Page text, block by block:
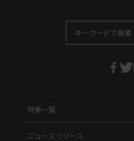
特集一覧
ニュースリリース